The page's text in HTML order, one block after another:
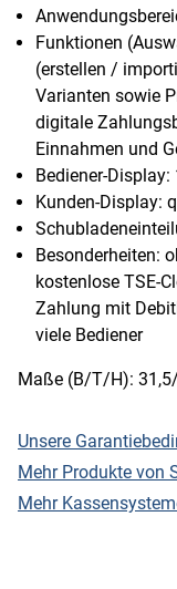
Funktionen
(erstellen /
Varianten sowie
digitale
Einnahmen und
Bediener-
Kunden-Display:
Besonderheiten:
kostenlose TSE-
Zahlung mit
viele Bediener
Maße (B/T/H):
Unsere
Mehr Produkte von
Mehr